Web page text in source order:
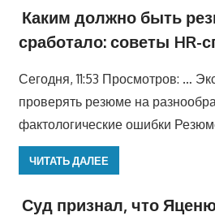
Каким должно быть
сработало: советы HR-
Сегодня, 11:53 Просмотров: …
проверять резюме на
фактологические ошибки
ЧИТАТЬ ДАЛЕЕ
Суд признал, что